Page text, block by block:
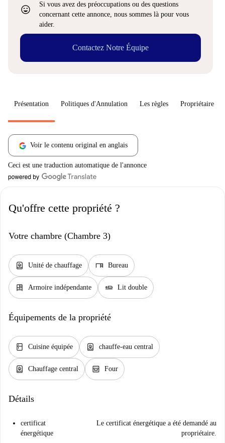
sentiment_very_satisfied
Si vous avez des préoccupations ou des questions
concernant cette annonce, nous sommes là pour vous
aider.
Contactez Notre Équipe
Présentation Politiques d'Annulation Les règles Propriétaire
Voir le contenu original en anglais
Ceci est une traduction automatique de l'annonce
Qu'offre cette propriété ?
Votre chambre (Chambre 3)
water_heater Unité de chauffage desk Bureau
dresser Armoire indépendante airline_seat_flat Lit double
Équipements de la propriété
kitchen Cuisine équipée water_heater chauffe-eau central
water_heater Chauffage central oven_gen Four
Détails
certificat
énergétique
Le certificat énergétique a été demandé au
propriétaire.